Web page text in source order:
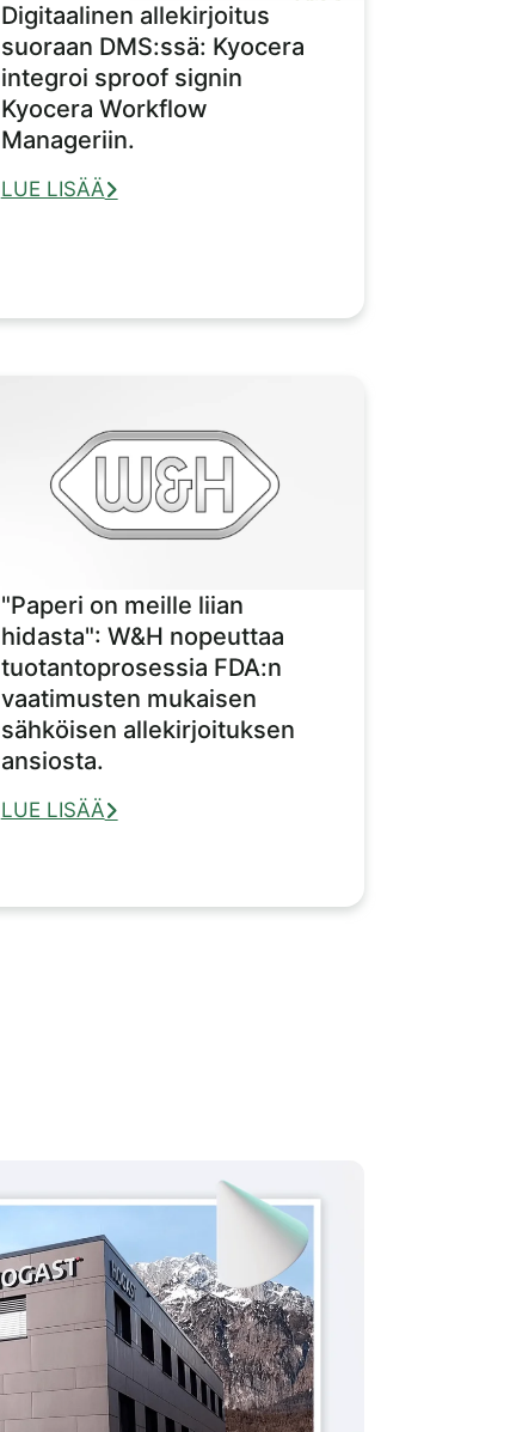
Digitaalinen allekirjoitus
suoraan DMS:ssä: Kyocera
integroi sproof signin
Kyocera Workflow
Manageriin.
LUE LISÄÄ
"Paperi on meille liian
hidasta": W&H nopeuttaa
tuotantoprosessia FDA:n
vaatimusten mukaisen
sähköisen allekirjoituksen
ansiosta.
LUE LISÄÄ